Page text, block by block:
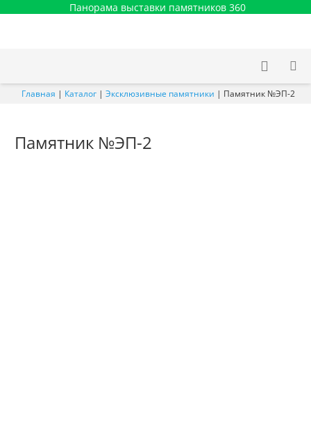
Панорама выставки памятников 360
Главная | Каталог | Эксклюзивные памятники | Памятник №ЭП-2
Памятник №ЭП-2